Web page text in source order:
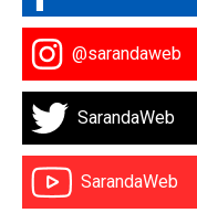
@sarandaweb
SarandaWeb
SarandaWeb